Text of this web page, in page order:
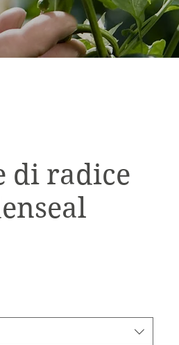
di radice